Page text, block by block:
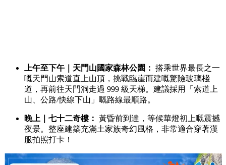
上午至下午｜天門山國家森林公園： 搭乘世界最長之一
嘅天門山索道直上山頂，挑戰臨崖而建嘅驚險玻璃棧
道，再前往天門洞走過 999 級天梯。建議採用「索道上
山、公路/快線下山」嘅路線最順路。
晚上｜七十二奇樓： 黃昏前到達，等候華燈初上嘅震撼
夜景。整座建築充滿土家族奇幻風格，非常適合穿著漢
服拍照打卡！